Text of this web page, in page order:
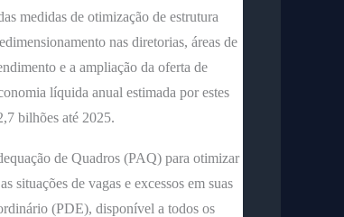
medidas de otimização de estrutura
nas diretorias, áreas de
e a ampliação da oferta de
líquida anual estimada por estes
bilhões até 2025.
de Quadros (PAQ) para otimizar
situações de vagas e excessos em suas
(PDE), disponível a todos os